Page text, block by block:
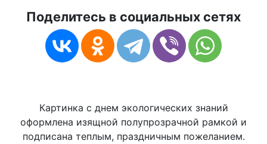
Поделитесь в социальных сетях
Картинка с днем экологических знаний
оформлена изящной полупрозрачной рамкой и
подписана теплым, праздничным пожеланием.